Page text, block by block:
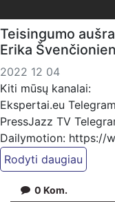
Teisingumo
Erika
2022 12 04
Kiti mūsų kanalai:
Ekspertai.eu
PressJazz TV
Dailymotion: https://
https://
0 Kom.